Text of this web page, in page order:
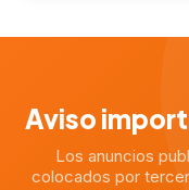
Aviso
Los anuncios
colocados por